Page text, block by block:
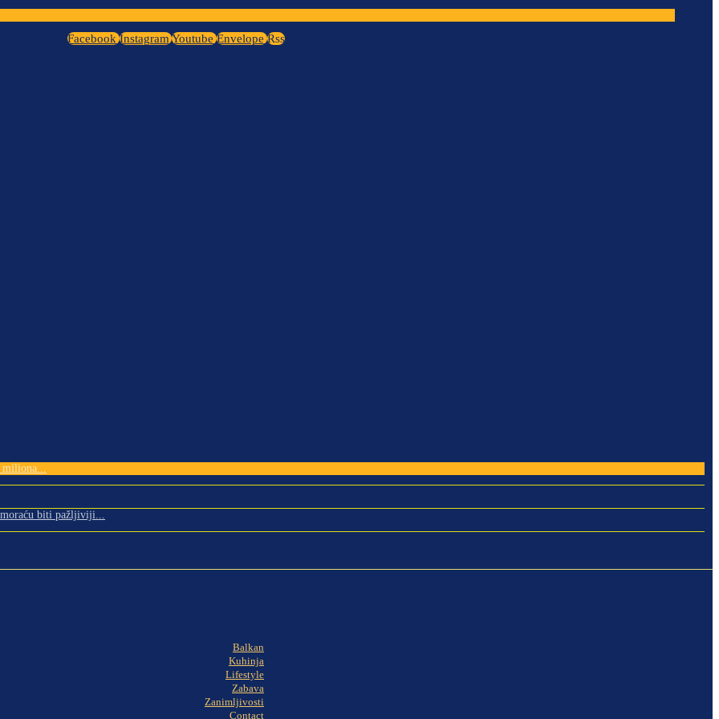
Facebook InstagramYoutube Envelope Rss
miliona...
moraću biti pažljiviji...
Balkan
Kuhinja
Lifestyle
Zabava
Zanimljivosti
Contact